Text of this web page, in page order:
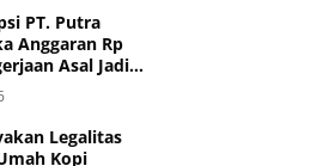
PT. Putra
Anggaran Rp
Asal Jadi
Legalitas
Kopi